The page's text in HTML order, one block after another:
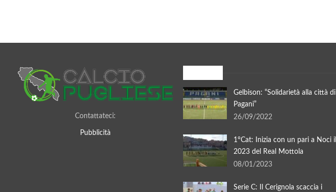
Contattateci:
Pubblicità
Gelbison: “Solidarietà alla città di
Pagani”
26/09/2022
1°Cat: Inizia con un pari a Noci il
2023 del Real Mottola
08/01/2023
Serie C: Il Cerignola scaccia i